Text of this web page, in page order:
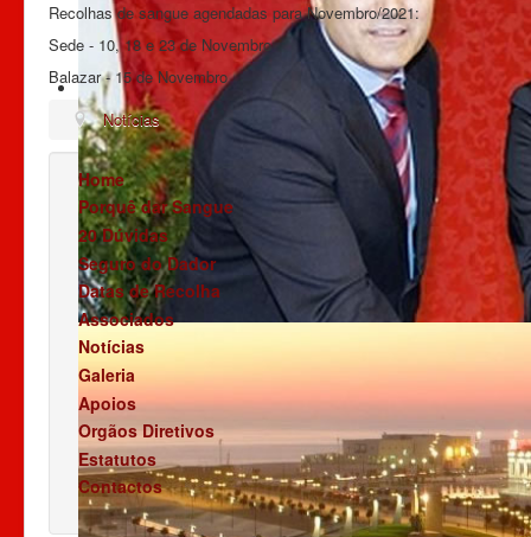
Recolhas de sangue agendadas para Novembro/2021:
Sede - 10, 18 e 23 de Novembro
Balazar - 15 de Novembro
Notícias
Home
Porquê dar Sangue
20 Dúvidas
Seguro do Dador
Datas de Recolha
Associados
Notícias
Galeria
Apoios
Orgãos Diretivos
Estatutos
Contactos